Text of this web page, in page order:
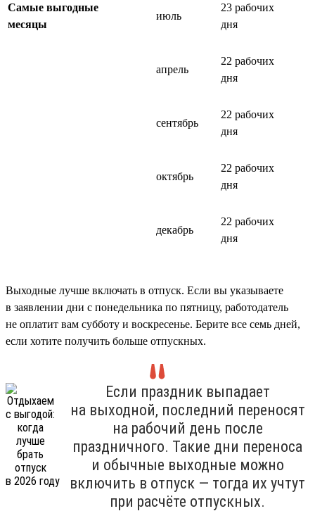
Самые выгодные
месяцы
июль
23 рабочих
дня
апрель
22 рабочих
дня
сентябрь
22 рабочих
дня
октябрь
22 рабочих
дня
декабрь
22 рабочих
дня
Выходные лучше включать в отпуск. Если вы указываете
в заявлении дни с понедельника по пятницу, работодатель
не оплатит вам субботу и воскресенье. Берите все семь дней,
если хотите получить больше отпускных.
Если праздник выпадает
на выходной, последний переносят
на рабочий день после
праздничного. Такие дни переноса
и обычные выходные можно
включить в отпуск — тогда их учтут
при расчёте отпускных.